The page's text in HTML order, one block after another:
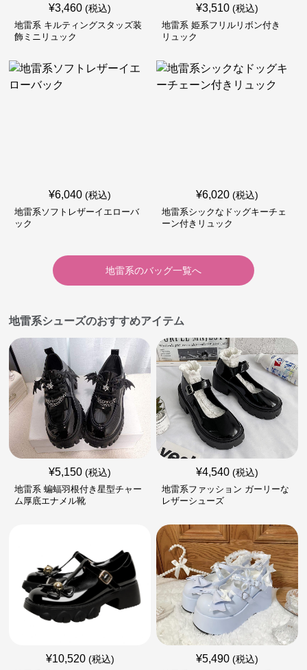
¥3,460 (税込)
地雷系 キルティングスタッズ装
飾ミニリュック
¥3,510 (税込)
地雷系 姫系フリルリボン付き
リュック
¥6,040 (税込)
地雷系ソフトレザーイエローバ
ック
¥6,020 (税込)
地雷系シックなドッグキーチェ
ーン付きリュック
地雷系のバッグ一覧へ
地雷系シューズのおすすめアイテム
¥5,150 (税込)
地雷系 蝙蝠羽根付き星型チャー
ム厚底エナメル靴
¥4,540 (税込)
地雷系ファッション ガーリーな
レザーシューズ
¥10,520 (税込) ¥5,490 (税込)